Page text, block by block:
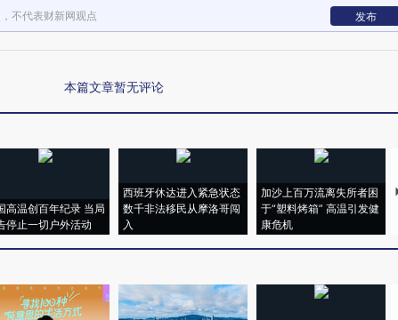
不代表财新网观点 发布
本篇文章暂无评论
高温创百年纪录 当局
停止一切户外活动
西班牙休达进入紧急状态
数千非法移民从摩洛哥闯
入
加沙上百万流离失所者困
于“塑料烤箱” 高温引发健
康危机